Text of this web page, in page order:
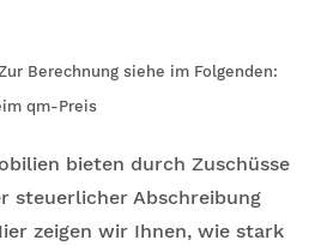
Berechnung siehe im Folgenden:
qm-Preis
bieten durch Zuschüsse
steuerlicher Abschreibung
zeigen wir Ihnen, wie stark